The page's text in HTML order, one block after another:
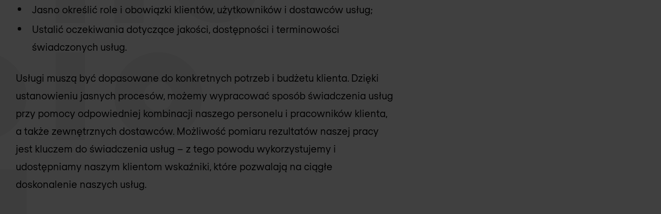
Jasno określić role i obowiązki klientów, użytkowników i dostawców usług;
Ustalić oczekiwania dotyczące jakości, dostępności i terminowości
świadczonych usług.
Usługi muszą być dopasowane do konkretnych potrzeb i budżetu klienta. Dzięki
ustanowieniu jasnych procesów, możemy wypracować sposób świadczenia usług
przy pomocy odpowiedniej kombinacji naszego personelu i pracowników klienta,
a także zewnętrznych dostawców. Możliwość pomiaru rezultatów naszej pracy
jest kluczem do świadczenia usług – z tego powodu wykorzystujemy i
udostępniamy naszym klientom wskaźniki, które pozwalają na ciągłe
doskonalenie naszych usług.